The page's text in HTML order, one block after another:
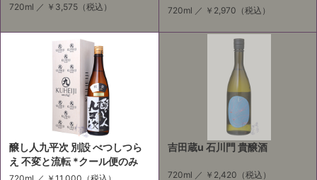
720ml ／ ￥3,575 （税込） 720ml ／ ￥2,970 （税込）
醸し人九平次 別設 べつしつら
え 不変と流転 *クール便のみ
吉田蔵u 石川門 貴醸酒
720ml ／ ￥2,420 （税込）